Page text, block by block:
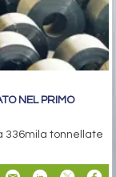
NEL PRIMO
336mila tonnellate